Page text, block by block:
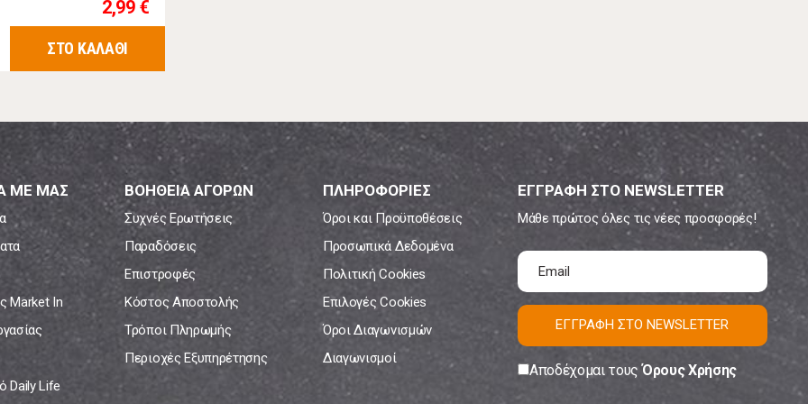
2,99 €
ΣΤΟ ΚΑΛΑΘΙ
ΜΕ ΜΑΣ
Market In
Daily Life
ΒΟΗΘΕΙΑ ΑΓΟΡΩΝ
Συχνές Ερωτήσεις
Παραδόσεις
Επιστροφές
Κόστος Αποστολής
Τρόποι Πληρωμής
Περιοχές Εξυπηρέτησης
ΠΛΗΡΟΦΟΡΙΕΣ
Όροι και Προϋποθέσεις
Προσωπικά Δεδομένα
Πολιτική Cookies
Επιλογές Cookies
Όροι Διαγωνισμών
Διαγωνισμοί
ΕΓΓΡΑΦΗ ΣΤΟ NEWSLETTER
Μάθε πρώτος όλες τις νέες προσφορές!
ΕΓΓΡΑΦΗ ΣΤΟ NEWSLETTER
Αποδέχομαι τουςΌρους Χρήσης